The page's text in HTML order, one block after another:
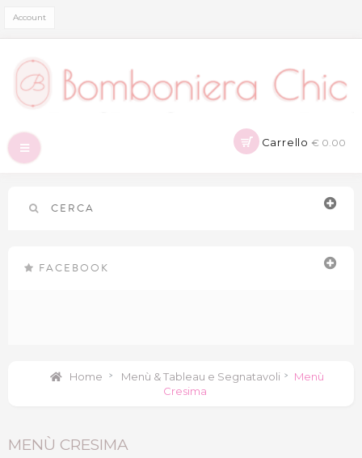
Account
Carrello € 0.00
Navigazione
Toggle
CERCA
FACEBOOK
Home > Menù & Tableau e Segnatavoli > Menù
Cresima
MENÙ CRESIMA